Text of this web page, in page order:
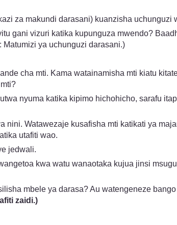
za makundi darasani) kuanzisha uchunguzi
gani vizuri katika kupunguza mwendo?
ya uchunguzi darasani.)
cha mti. Kama watainamisha mti kiatu
nyuma katika kipimo hichohicho, sarafu
Watawezaje kusafisha mti katikati ya
utafiti wao.
jedwali.
kwa watu wanaotaka kujua jinsi
mbele ya darasa? Au watengeneze
zaidi.)